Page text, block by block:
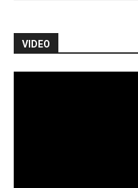
VIDEO